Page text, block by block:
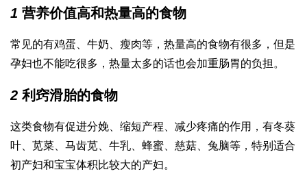
1 营养价值高和热量高的食物
常见的有鸡蛋、牛奶、瘦肉等，热量高的食物有很多，但是
孕妇也不能吃很多，热量太多的话也会加重肠胃的负担。
2 利窍滑胎的食物
这类食物有促进分娩、缩短产程、减少疼痛的作用，有冬葵
叶、苋菜、马齿苋、牛乳、蜂蜜、慈菇、兔脑等，特别适合
初产妇和宝宝体积比较大的产妇。